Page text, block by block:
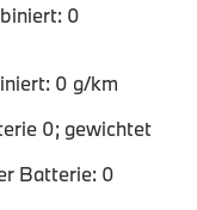
0
0 g/km
0; gewichtet
Batterie: 0